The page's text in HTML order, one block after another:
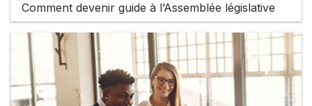
Comment devenir guide à l’Assemblée législative